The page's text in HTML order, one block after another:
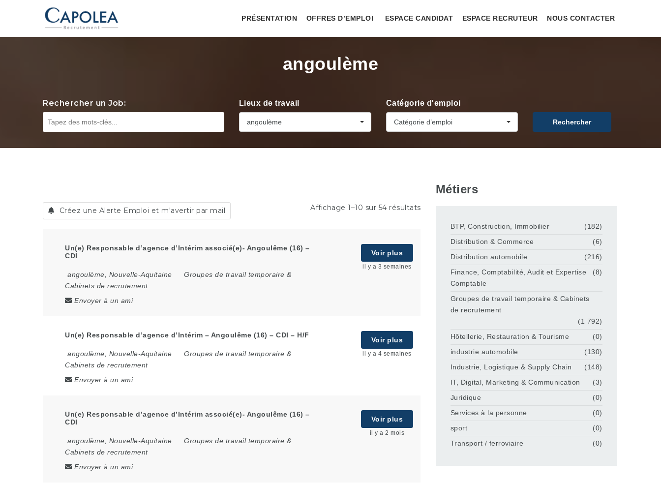
PRÉSENTATION OFFRES D’EMPLOI ESPACE CANDIDAT ESPACE RECRUTEUR NOUS CONTACTER
angoulème
Rechercher un Job: Lieux de travail
angoulème
Catégorie d'emploi
Catégorie d’emploi Rechercher
Créez une Alerte Emploi et m'avertir par mail Affichage 1–10 sur 54 résultats
Un(e) Responsable d’agence d’Intérim associé(e)- Angoulême (16) –
CDI
angoulème Nouvelle-Aquitaine
Groupes de travail temporaire &
Cabinets de recrutement
Envoyer à un ami
Voir plus
il y a 3 semaines
Un(e) Responsable d’agence d’Intérim – Angoulême (16) – CDI – H/F
angoulème Nouvelle-Aquitaine
Groupes de travail temporaire &
Cabinets de recrutement
Envoyer à un ami
Voir plus
il y a 4 semaines
Un(e) Responsable d’agence d’Intérim associé(e)- Angoulême (16) –
CDI
angoulème Nouvelle-Aquitaine
Groupes de travail temporaire &
Cabinets de recrutement
Envoyer à un ami
Voir plus
il y a 2 mois
Métiers
BTP, Construction, Immobilier
(182)
Distribution & Commerce
(6)
Distribution automobile
(216)
Finance, Comptabilité, Audit et Expertise
Comptable
(8)
Groupes de travail temporaire & Cabinets
de recrutement
(1 792)
Hôtellerie, Restauration & Tourisme
(0)
industrie automobile
(130)
Industrie, Logistique & Supply Chain
(148)
IT, Digital, Marketing & Communication
(3)
Juridique
(0)
Services à la personne
(0)
sport
(0)
Transport / ferroviaire
(0)